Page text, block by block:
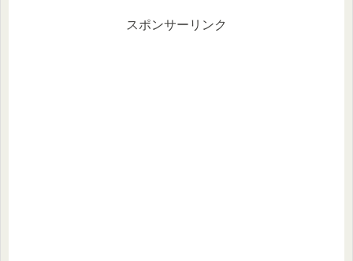
スポンサーリンク